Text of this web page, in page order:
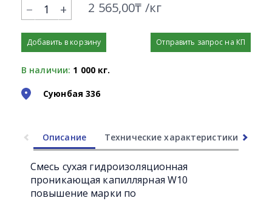
+ 2 565,00₸ /кг
Добавить в корзину Отправить запрос на КП
В наличии: 1 000 кг.
Суюнбая 336
Описание Технические характеристики
Смесь сухая гидроизоляционная
проникающая капиллярная W10
повышение марки по